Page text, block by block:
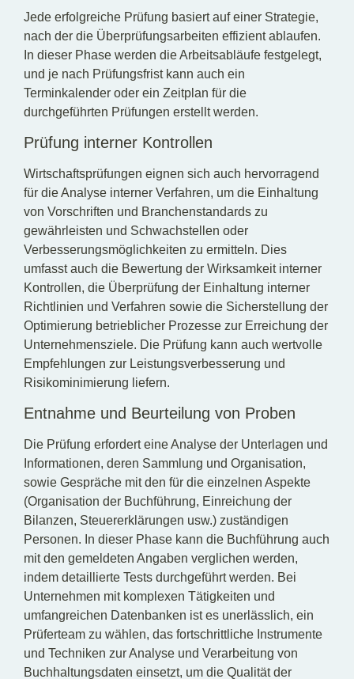
Jede erfolgreiche Prüfung basiert auf einer Strategie,
nach der die Überprüfungsarbeiten effizient ablaufen.
In dieser Phase werden die Arbeitsabläufe festgelegt,
und je nach Prüfungsfrist kann auch ein
Terminkalender oder ein Zeitplan für die
durchgeführten Prüfungen erstellt werden.
Prüfung interner Kontrollen
Wirtschaftsprüfungen eignen sich auch hervorragend
für die Analyse interner Verfahren, um die Einhaltung
von Vorschriften und Branchenstandards zu
gewährleisten und Schwachstellen oder
Verbesserungsmöglichkeiten zu ermitteln. Dies
umfasst auch die Bewertung der Wirksamkeit interner
Kontrollen, die Überprüfung der Einhaltung interner
Richtlinien und Verfahren sowie die Sicherstellung der
Optimierung betrieblicher Prozesse zur Erreichung der
Unternehmensziele. Die Prüfung kann auch wertvolle
Empfehlungen zur Leistungsverbesserung und
Risikominimierung liefern.
Entnahme und Beurteilung von Proben
Die Prüfung erfordert eine Analyse der Unterlagen und
Informationen, deren Sammlung und Organisation,
sowie Gespräche mit den für die einzelnen Aspekte
(Organisation der Buchführung, Einreichung der
Bilanzen, Steuererklärungen usw.) zuständigen
Personen. In dieser Phase kann die Buchführung auch
mit den gemeldeten Angaben verglichen werden,
indem detaillierte Tests durchgeführt werden. Bei
Unternehmen mit komplexen Tätigkeiten und
umfangreichen Datenbanken ist es unerlässlich, ein
Prüferteam zu wählen, das fortschrittliche Instrumente
und Techniken zur Analyse und Verarbeitung von
Buchhaltungsdaten einsetzt, um die Qualität der